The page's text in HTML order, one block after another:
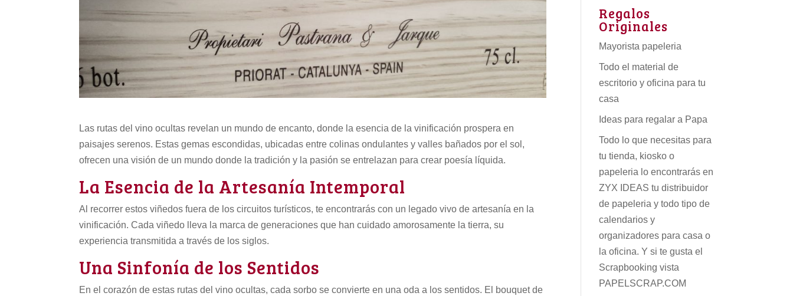
Las rutas del vino ocultas revelan un mundo de encanto, donde la esencia de la vinificación prospera en
paisajes serenos. Estas gemas escondidas, ubicadas entre colinas ondulantes y valles bañados por el sol,
ofrecen una visión de un mundo donde la tradición y la pasión se entrelazan para crear poesía líquida.
La Esencia de la Artesanía Intemporal
Al recorrer estos viñedos fuera de los circuitos turísticos, te encontrarás con un legado vivo de artesanía en la
vinificación. Cada viñedo lleva la marca de generaciones que han cuidado amorosamente la tierra, su
experiencia transmitida a través de los siglos.
Una Sinfonía de los Sentidos
En el corazón de estas rutas del vino ocultas, cada sorbo se convierte en una oda a los sentidos. El bouquet de
Regalos
Originales
Mayorista papeleria
Todo el material de
escritorio y oficina para tu
casa
Ideas para regalar a Papa
Todo lo que necesitas para
tu tienda, kiosko o
papeleria lo encontrarás en
ZYX IDEAS tudistribuidor
de papeleria y todo tipo de
calendarios y
organizadores para casa o
la oficina. Y si te gusta el
Scrapbooking vista
PAPELSCRAP.COM